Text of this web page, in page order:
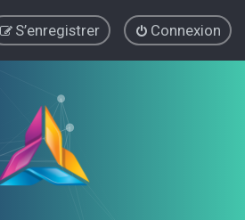
Connexion
S’enregistrer